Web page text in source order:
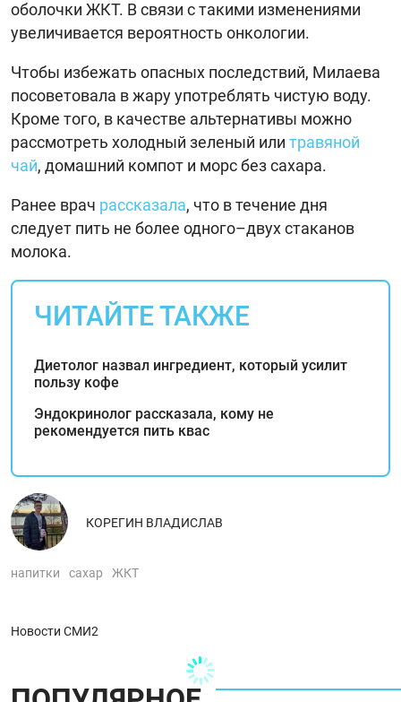
оболочки ЖКТ. В связи с такими изменениями
увеличивается вероятность онкологии.
Чтобы избежать опасных последствий, Милаева
посоветовала в жару употреблять чистую воду.
Кроме того, в качестве альтернативы можно
рассмотреть холодный зеленый или травяной
чай, домашний компот и морс без сахара.
Ранее врач рассказала, что в течение дня
следует пить не более одного–двух стаканов
молока.
ЧИТАЙТЕ ТАКЖЕ
Диетолог назвал ингредиент, который усилит
пользу кофе
Эндокринолог рассказала, кому не
рекомендуется пить квас
КОРЕГИН ВЛАДИСЛАВ
напитки сахар ЖКТ
Новости СМИ2